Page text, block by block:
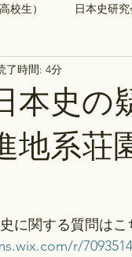
校生） 日本史研究
鎌倉殿の13人
列伝 ショーグン
本史
地系
了時間: 4分
に関する質問はこ
r/